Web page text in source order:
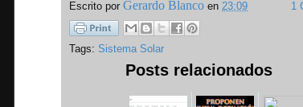
Escrito por Gerardo Blanco en 23:09 1
Tags: Sistema Solar
Posts relacionados